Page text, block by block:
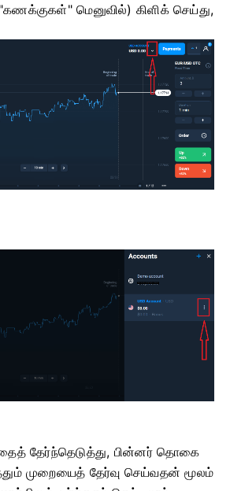
மெனுவில்) கிளிக் செய்து,
தேர்ந்தெடுத்து, பின்னர் தொகை
முறையைத் தேர்வு செய்வதன் மூலம்